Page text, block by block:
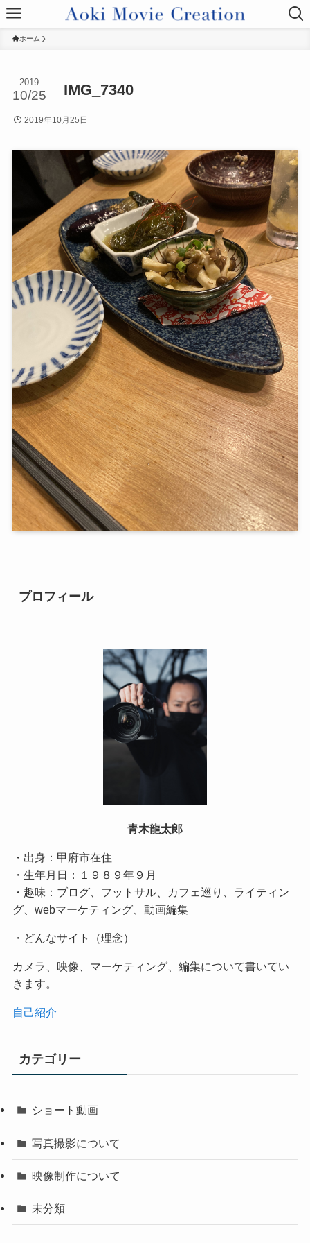
ホーム
IMG_7340
2019
10/25
2019年10月25日
プロフィール
青木龍太郎
・出身：甲府市在住
・生年月日：１９８９年９月
・趣味：ブログ、フットサル、カフェ巡り、ライティン
グ、webマーケティング、動画編集
・どんなサイト（理念）
カメラ、映像、マーケティング、編集について書いてい
きます。
自己紹介
カテゴリー
ショート動画
写真撮影について
映像制作について
未分類